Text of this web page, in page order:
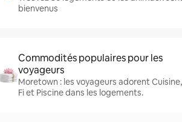
bienvenus
Commodités populaires pour les
voyageurs
Moretown : les voyageurs adorent
Fi et Piscine dans les logements.